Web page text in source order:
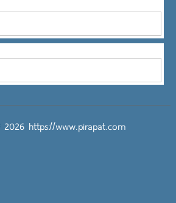
https://www.pirapat.com